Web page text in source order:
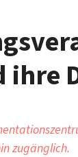
ihre
zugänglich.